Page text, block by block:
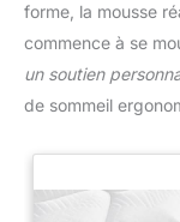
forme, la mousse
commence à se
un soutien
de sommeil